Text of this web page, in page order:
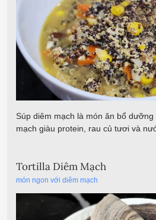
Súp diêm mạch là món ăn bổ
mạch giàu protein, rau củ tươi và
Tortilla Diêm Mạch
món ngon với diêm mạch